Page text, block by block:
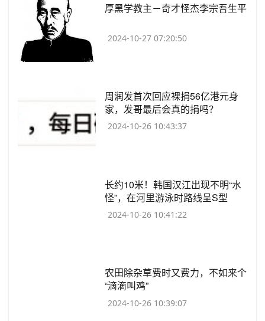
​厚黑学教主－奇才怪杰李宗吾生平
2024-10-27 07:20:50
​周润发首次回应裸捐56亿港元身
家，发哥最后会真的捐吗？
2024-10-26 10:43:37
​长约10米！韩国汉江出现不明“水
怪”，在河里游泳时路线呈S型
2024-10-26 10:41:22
​农田除杂草费时又费力，不如来个
“滴滴叫鸡”
2024-10-26 10:39:07